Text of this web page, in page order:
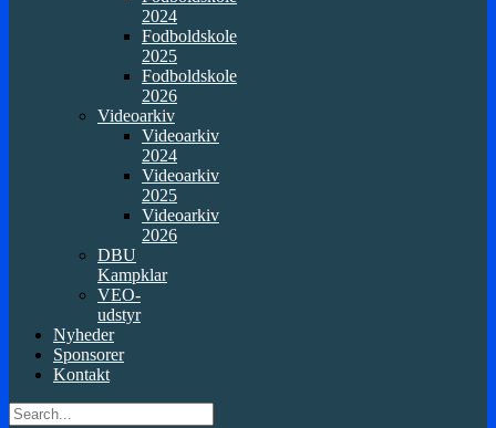
2024
Fodboldskole
2025
Fodboldskole
2026
Videoarkiv
Videoarkiv
2024
Videoarkiv
2025
Videoarkiv
2026
DBU
Kampklar
VEO-
udstyr
Nyheder
Sponsorer
Kontakt